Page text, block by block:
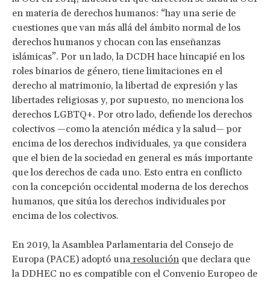
en materia de derechos humanos: “hay una serie de
cuestiones que van más allá del ámbito normal de los
derechos humanos y chocan con las enseñanzas
islámicas”. Por un lado, la DCDH hace hincapié en los
roles binarios de género, tiene limitaciones en el
derecho al matrimonio, la libertad de expresión y las
libertades religiosas y, por supuesto, no menciona los
derechos LGBTQ+. Por otro lado, defiende los derechos
colectivos —como la atención médica y la salud— por
encima de los derechos individuales, ya que considera
que el bien de la sociedad en general es más importante
que los derechos de cada uno. Esto entra en conflicto
con la concepción occidental moderna de los derechos
humanos, que sitúa los derechos individuales por
encima de los colectivos.
En 2019, la Asamblea Parlamentaria del Consejo de
Europa (PACE) adoptó una resolución que declara que
la DDHEC no es compatible con el Convenio Europeo de